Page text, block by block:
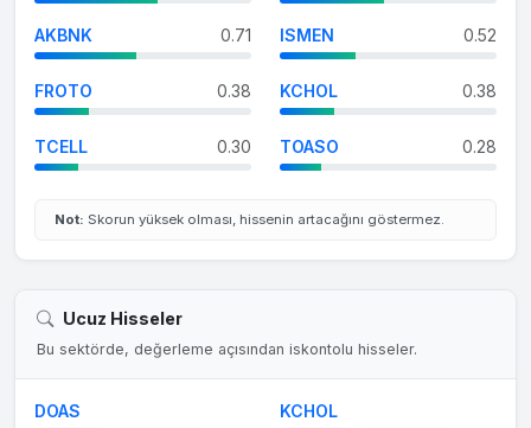
AKBNK 0.71 ISMEN 0.52
FROTO 0.38 KCHOL 0.38
TCELL 0.30 TOASO 0.28
Not: Skorun yüksek olması, hissenin artacağını göstermez.
Ucuz Hisseler
Bu sektörde, değerleme açısından iskontolu hisseler.
DOAS KCHOL